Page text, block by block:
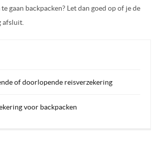
gaan backpacken? Let dan goed op of je de
afsluit.
of doorlopende reisverzekering
voor backpacken